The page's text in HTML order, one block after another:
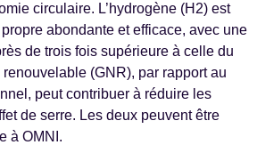
circulaire. L’hydrogène (H2) est
abondante et efficace, avec une
de trois fois supérieure à celle du
(GNR), par rapport au
peut contribuer à réduire les
de serre. Les deux peuvent être
à OMNI.